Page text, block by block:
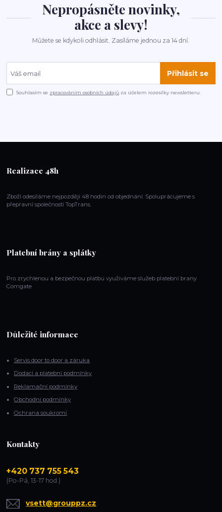
Nepropásněte novinky,
akce a slevy!
Můžete se kdykoli odhlásit. Zasíláme jednou za 14 dní.
Přihlásit se
Souhlasím se zpracováním osobních údajů za účelem rozesílky newsletteru.
Realizace 48h
Zboží odesíláme nejpozději 48 hodin od objednání. Spoluprácujeme s
přepravní společností TopTrans.
Platební brány a splátky
Pro zrychlenou a bezpečnou platbu využiváme služeb platební brany
Comgate
Důležité informace
Servis door to door a záruka
Dodací a platební podmínky
Reklamační podmínky
Obchodní podmínky
Ochrana soukromí
Kontakty
+420 737 755 543
(Po-Pá, 13-17 hod.)
vsett@grouppz.cz